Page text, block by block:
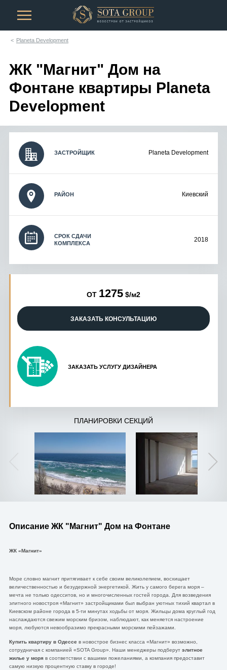
Planeta Development
ЖК "Магнит" Дом на
Фонтане квартиры Planeta
Development
ЗАСТРОЙЩИК Planeta Development
РАЙОН Киевский
СРОК СДАЧИ
КОМПЛЕКСА
2018
ОТ 1275 $/м2
ЗАКАЗАТЬ КОНСУЛЬТАЦИЮ
ЗАКАЗАТЬ УСЛУГУ ДИЗАЙНЕРА
ПЛАНИРОВКИ СЕКЦИЙ
Описание ЖК "Магнит" Дом на Фонтане
ЖК «Магнит»
Море словно магнит притягивает к себе своим великолепием, восхищает
величественностью и безудержной энергетикой. Жить у самого берега моря –
мечта не только одесситов, но и многочисленных гостей города. Для возведения
элитного новостроя «Магнит» застройщиками был выбран уютных тихий квартал в
Киевском районе города в 5-ти минутах ходьбы от моря. Жильцы дома круглый год
наслаждаются свежим морским бризом, наблюдают, как меняется настроение
моря, любуются невообразимо прекрасными морскими пейзажами.
Купить квартиру в Одессе в новострое бизнес класса «Магнит» возможно,
сотрудничая с компанией «SOTA Group». Наши менеджеры подберут элитное
жилье у моря в соответствии с вашими пожеланиями, а компания предоставит
самую низкую процентную ставку в городе!